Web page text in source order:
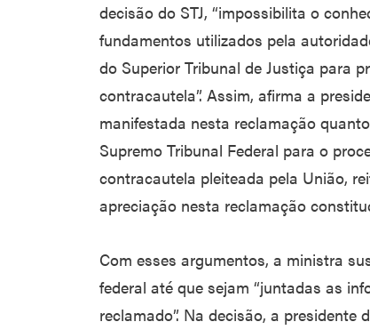
decisão do STJ, “impossibilita o
fundamentos utilizados pela
do Superior Tribunal de Justiça para
contracautela”. Assim, afirma a
manifestada nesta reclamação
Supremo Tribunal Federal para o
contracautela pleiteada pela União,
apreciação nesta reclamação
Com esses argumentos, a ministra
federal até que sejam “juntadas as
reclamado”. Na decisão, a presidente